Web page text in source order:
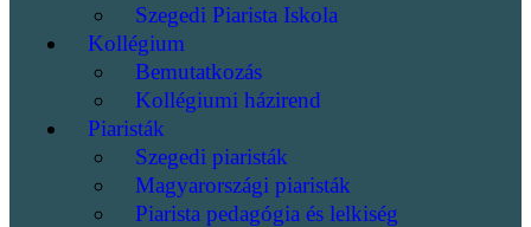
Szegedi Piarista Iskola
Kollégium
Bemutatkozás
Kollégiumi házirend
Piaristák
Szegedi piaristák
Magyarországi piaristák
Piarista pedagógia és lelkiség